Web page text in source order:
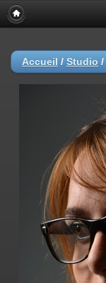
Accueil / Studio /